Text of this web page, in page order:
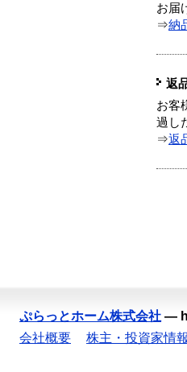
お届
⇒納
返
お客
過し
⇒返
ぷらっとホーム株式会社 —
会社概要
株主・投資家情報